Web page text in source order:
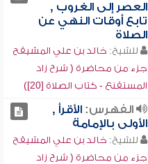
العصر إلى الغروب ,
تابع أوقات النهي عن
الصلاة
للشيخ: خالد بن علي المشيقح
جزء من محاضرة ( شرح زاد
المستقنع - كتاب الصلاة [20])
الفهرس:الأقرأ ,
الأولى بالإمامة
للشيخ: خالد بن علي المشيقح
جزء من محاضرة ( شرح زاد